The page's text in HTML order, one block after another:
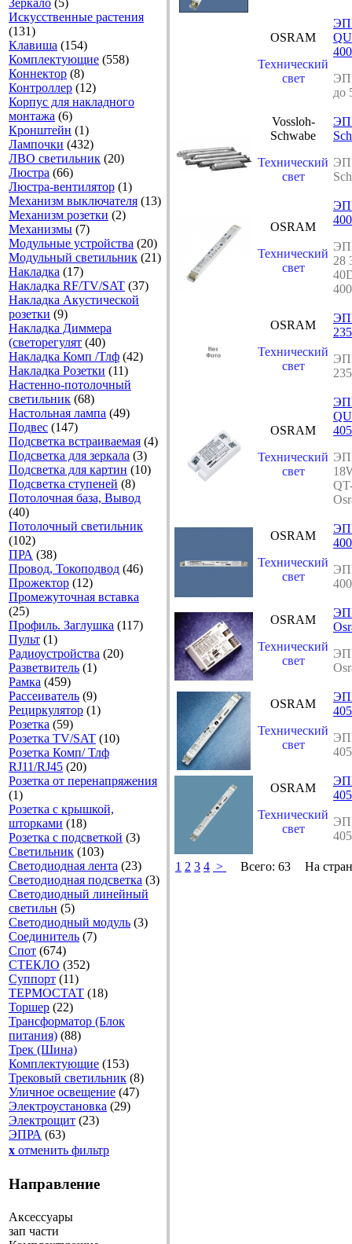
Зеркало (5)
Искусственные растения
(131)
Клавиша (154)
Комплектующие (558)
Коннектор (8)
Контроллер (12)
Корпус для накладного
монтажа (6)
Кронштейн (1)
Лампочки (432)
ЛВО светильник (20)
Люстра (66)
Люстра-вентилятор (1)
Механизм выключателя (13)
Механизм розетки (2)
Механизмы (7)
Модульные устройства (20)
Модульный светильник (21)
Накладка (17)
Накладка RF/TV/SAT (37)
Накладка Акустической
розетки (9)
Накладка Диммера
(светорегулят (40)
Накладка Комп /Тлф (42)
Накладка Розетки (11)
Настенно-потолочный
светильник (68)
Настольная лампа (49)
Подвес (147)
Подсветка встраиваемая (4)
Подсветка для зеркала (3)
Подсветка для картин (10)
Подсветка ступеней (8)
Потолочная база, Вывод
(40)
Потолочный светильник
(102)
ПРА (38)
Провод, Токоподвод (46)
Прожектор (12)
Промежуточная вставка
(25)
Профиль. Заглушка (117)
Пульт (1)
Радиоустройства (20)
Разветвитель (1)
Рамка (459)
Рассеиватель (9)
Рециркулятор (1)
Розетка (59)
Розетка TV/SAT (10)
Розетка Комп/ Тлф
RJ11/RJ45 (20)
Розетка от перенапряжения
(1)
Розетка с крышкой,
шторками (18)
Розетка с подсветкой (3)
Светильник (103)
Светодиодная лента (23)
Светодиодная подсветка (3)
Светодиодный линейный
светильн (5)
Светодиодный модуль (3)
Соединитель (7)
Спот (674)
СТЕКЛО (352)
Суппорт (11)
ТЕРМОСТАТ (18)
Торшер (22)
Трансформатор (Блок
питания) (88)
Трек (Шина)
Комплектующие (153)
Трековый светильник (8)
Уличное освещение (47)
Электроустановка (29)
Электрощит (23)
ЭПРА (63)
x отменить фильтр
Направление
Аксессуары
зап части
OSRAM
Технический
свет
до
Vossloh-
Schwabe
Технический
свет
OSRAM
Технический
свет
28
OSRAM
Технический
свет
OSRAM
Технический
свет
OSRAM
Технический
свет
OSRAM
Технический
свет
OSRAM
Технический
свет
OSRAM
Технический
свет
1 2 3 4 > Всего: 63 На